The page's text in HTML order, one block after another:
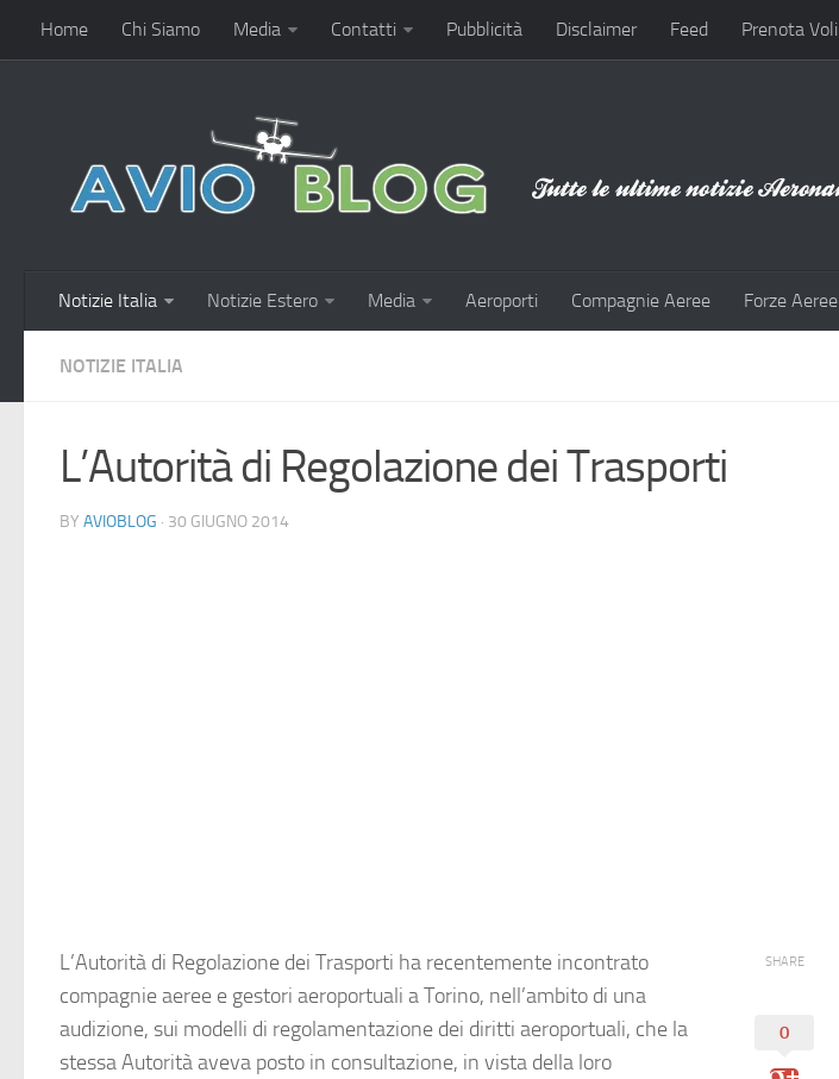
Home Chi Siamo Media Contatti Pubblicità Disclaimer Feed Prenota Voli
Notizie Italia Notizie Estero Media Aeroporti Compagnie Aeree Forze Aeree
NOTIZIE ITALIA
L’Autorità di Regolazione dei Trasporti
BY AVIOBLOG · 30 GIUGNO 2014
L’Autorità di Regolazione dei Trasporti ha recentemente incontrato
compagnie aeree e gestori aeroportuali a Torino, nell’ambito di una
audizione, sui modelli di regolamentazione dei diritti aeroportuali, che la
stessa Autorità aveva posto in consultazione, in vista della loro
SHARE
0